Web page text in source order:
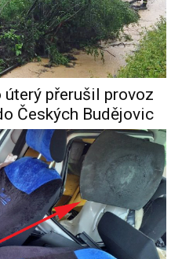
úterý přerušil provoz
Českých Budějovic